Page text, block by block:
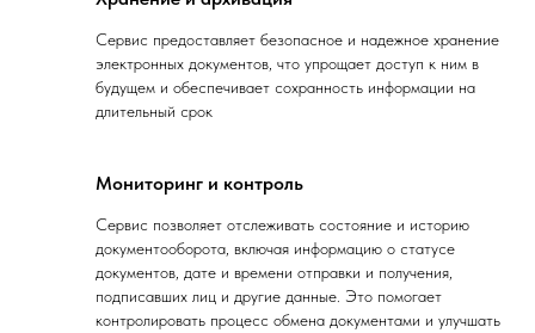
Сервис предоставляет безопасное и надежное хранение
электронных документов, что упрощает доступ к ним в
будущем и обеспечивает сохранность информации на
длительный срок
Мониторинг и контроль
Сервис позволяет отслеживать состояние и историю
документооборота, включая информацию о статусе
документов, дате и времени отправки и получения,
подписавших лиц и другие данные. Это помогает
контролировать процесс обмена документами и улучшать